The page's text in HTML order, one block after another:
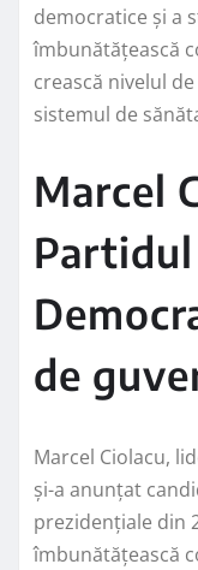
democratice și a
îmbunătățească
crească nivelul
sistemul de
Marcel
Partidul
de
Marcel Ciolacu,
și-a anunțat
prezidențiale din
îmbunătățească